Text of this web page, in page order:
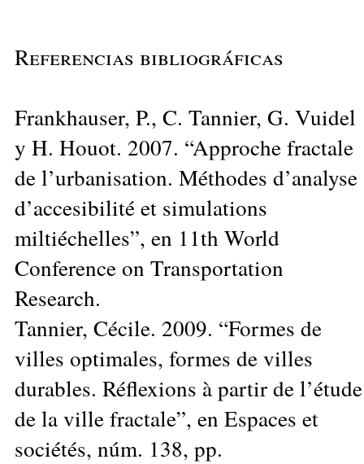
Referencias bibliográficas
Frankhauser, P., C. Tannier, G. Vuidel
y H. Houot. 2007. “Approche fractale
de l’urbanisation. Méthodes d’analyse
d’accesibilité et simulations
miltiéchelles”, en 11th World
Conference on Transportation
Research.
Tannier, Cécile. 2009. “Formes de
villes optimales, formes de villes
durables. Réflexions à partir de l’étude
de la ville fractale”, en Espaces et
sociétés, núm. 138, pp.